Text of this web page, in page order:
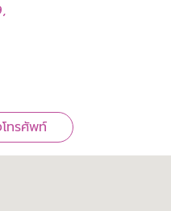
ทรศัพท์